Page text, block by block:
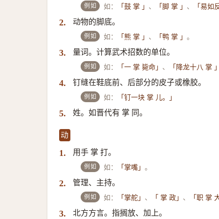
例如 如： 「鼓 掌 」 、 「脚 掌 」 、 「易如
2. 动物的脚底。
例如 如： 「熊 掌 」 、 「鸭 掌 」。
3. 量词。计算武术招数的单位。
例如 如： 「一 掌 毙命」 、 「降龙十八 掌
4. 钉缝在鞋底前、后部分的皮子或橡胶。
例如 如： 「钉一块 掌 儿。」
5. 姓。如晋代有 掌 同。
动
1. 用手 掌 打。
例如 如： 「掌嘴」。
2. 管理、主持。
例如 如： 「掌舵」 、 「 掌 政」 、 「职 掌
3. 北方方言。指搁放、加上。